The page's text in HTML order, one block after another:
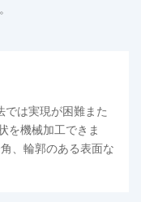
では実現が困難また
を機械加工できま
、輪郭のある表面な